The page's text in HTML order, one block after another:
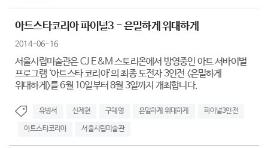
아트스타코리아 파이널3 - 은밀하게 위대하게
2014-06-16
서울시립미술관은 CJ E&M 스토리온에서 방영중인 아트 서바이벌
프로그램 ‘아트스타 코리아’의 최종 도전자 3인전 <은밀하게
위대하게>를 6월 10일부터 8월 3일까지 개최합니다.
유병서 신제현 구혜영 은밀하게 위대하게 파이널3인전
아트스타코리아 서울시립미술관